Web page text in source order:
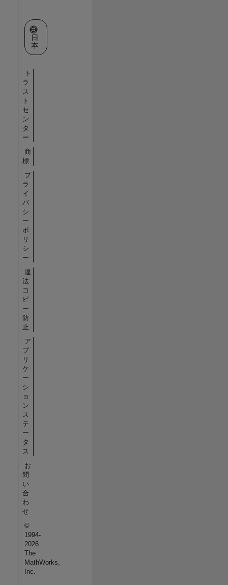
Web サイトの選択
日
本
ト
ラ
ス
ト
セ
ン
タ
ー
商
標
プ
ラ
イ
バ
シ
ー
ポ
リ
シ
ー
違
法
コ
ピ
ー
防
止
ア
プ
リ
ケ
ー
シ
ョ
ン
ス
テ
ー
タ
ス
お
問
い
合
わ
せ
©
1994-
2026
The
MathWorks,
Inc.